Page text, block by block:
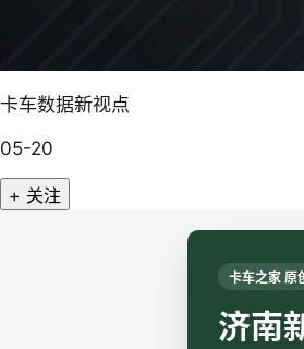
卡车数据新视点
05-20
+ 关注
卡车之家 原
济南